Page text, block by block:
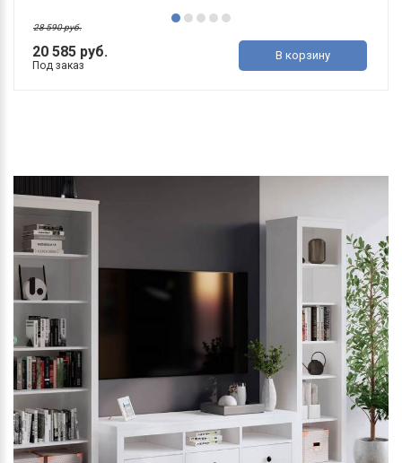
20 585 руб.
28 590 руб.
Под заказ
В корзину